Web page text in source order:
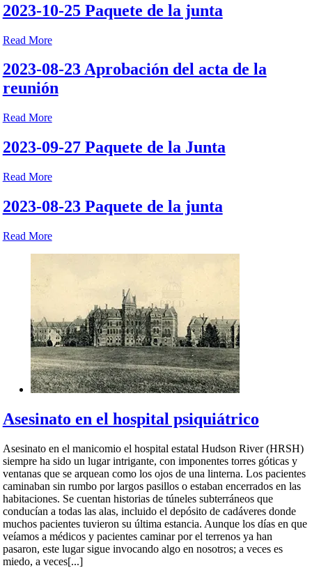
2023-10-25 Paquete de la junta
Read More
2023-08-23 Aprobación del acta de la
reunión
Read More
2023-09-27 Paquete de la Junta
Read More
2023-08-23 Paquete de la junta
Read More
Asesinato en el hospital psiquiátrico
Asesinato en el manicomio el hospital estatal Hudson River (HRSH)
siempre ha sido un lugar intrigante, con imponentes torres góticas y
ventanas que se arquean como los ojos de una linterna. Los pacientes
caminaban sin rumbo por largos pasillos o estaban encerrados en las
habitaciones. Se cuentan historias de túneles subterráneos que
conducían a todas las alas, incluido el depósito de cadáveres donde
muchos pacientes tuvieron su última estancia. Aunque los días en que
veíamos a médicos y pacientes caminar por el terrenos ya han
pasaron, este lugar sigue invocando algo en nosotros; a veces es
miedo, a veces[...]